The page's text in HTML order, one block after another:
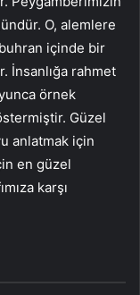
O, alemlere
içinde bir
İnsanlığa rahmet
örnek
Güzel
anlatmak için
en güzel
karşı